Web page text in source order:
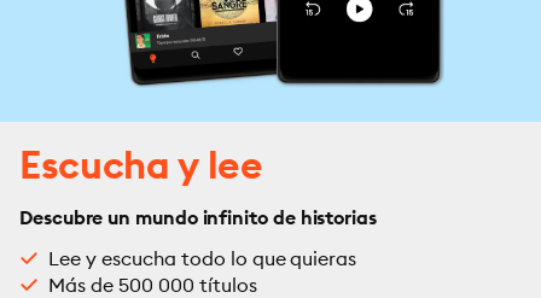
Escucha y lee
Descubre un mundo infinito de historias
Lee y escucha todo lo que quieras
Más de 500 000 títulos